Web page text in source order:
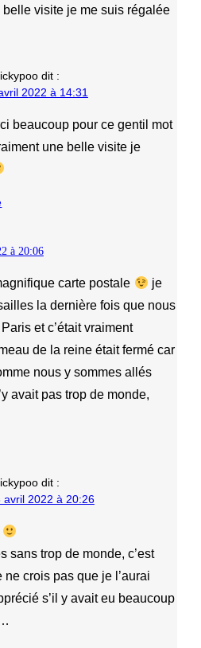
belle visite je me suis régalée
dit :
2022 à 14:31
beaucoup pour ce gentil mot
une belle visite je
à 20:06
carte postale
je
la dernière fois que nous
et c’était vraiment
de la reine était fermé car
nous y sommes allés
avait pas trop de monde,
dit :
avril 2022 à 20:26
sans trop de monde, c’est
ne crois pas que je l’aurai
s’il y avait eu beaucoup